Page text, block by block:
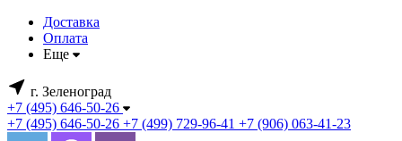
Доставка
Оплата
Еще
г. Зеленоград
+7 (495) 646-50-26
+7 (495) 646-50-26 +7 (499) 729-96-41 +7 (906) 063-41-23